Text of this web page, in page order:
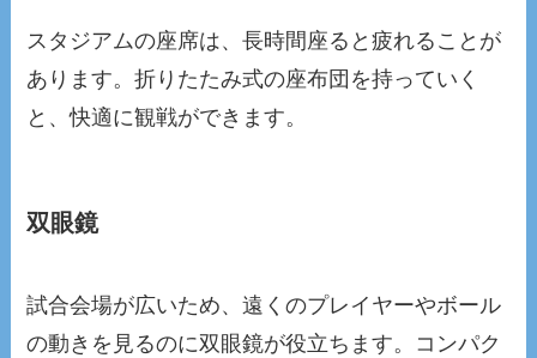
スタジアムの座席は、長時間座ると疲れることが
あります。折りたたみ式の座布団を持っていく
と、快適に観戦ができます。
双眼鏡
試合会場が広いため、遠くのプレイヤーやボール
の動きを見るのに双眼鏡が役立ちます。コンパク